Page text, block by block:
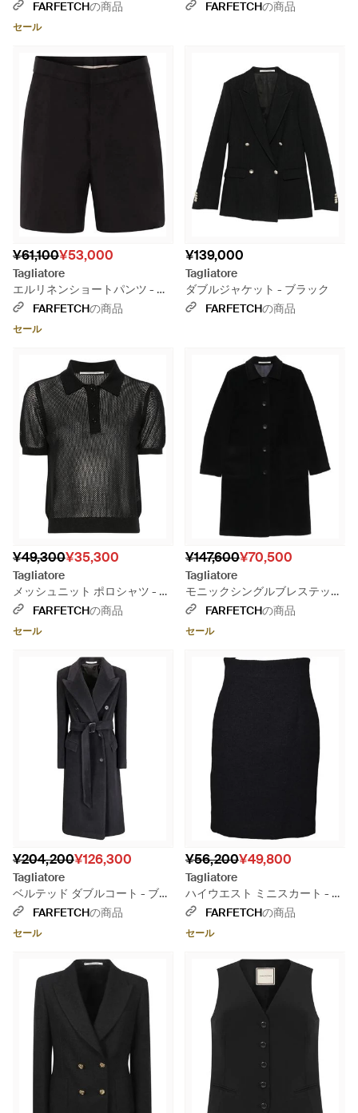
ブラックFARFETCHの商品
セール
FARFETCHの商品
¥61,100¥53,000
Tagliatore
エルリネンショートパンツ - ブ
ラックFARFETCHの商品
セール
¥139,000
Tagliatore
ダブルジャケット - ブラック
FARFETCHの商品
¥49,300¥35,300
Tagliatore
メッシュニット ポロシャツ - ブ
ラックFARFETCHの商品
セール
¥147,600¥70,500
Tagliatore
モニックシングルブレステッド
パッチポケットコート - ブラッ
FARFETCHの商品
セール
¥204,200¥126,300
Tagliatore
ベルテッド ダブルコート - ブラ
ックFARFETCHの商品
セール
¥56,200¥49,800
Tagliatore
ハイウエスト ミニスカート - ブ
ラックFARFETCHの商品
セール